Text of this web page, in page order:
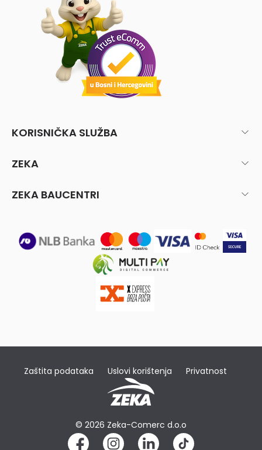
KORISNIČKA SLUŽBA
ZEKA
ZEKA BAUCENTRI
Zaštita podataka Uslovi korištenja Privatnost
© 2026 Zeka-Comerc d.o.o